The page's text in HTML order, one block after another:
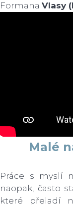
Formana Vlasy
Malé
Práce s myslí
naopak, často
které přeladí